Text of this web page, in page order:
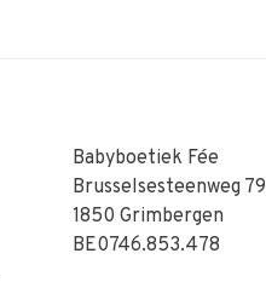
Babyboetiek Fée
Brusselsesteenweg 79
1850 Grimbergen
BE0746.853.478